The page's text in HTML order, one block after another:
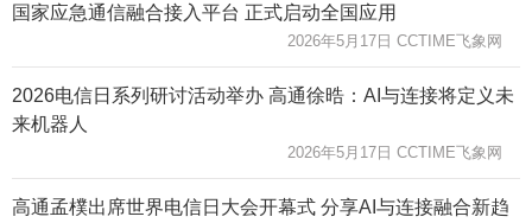
国家应急通信融合接入平台 正式启动全国应用
2026年5月17日 CCTIME飞象网
2026电信日系列研讨活动举办 高通徐晧：AI与连接将定义未
来机器人
2026年5月17日 CCTIME飞象网
高通孟樸出席世界电信日大会开幕式 分享AI与连接融合新趋